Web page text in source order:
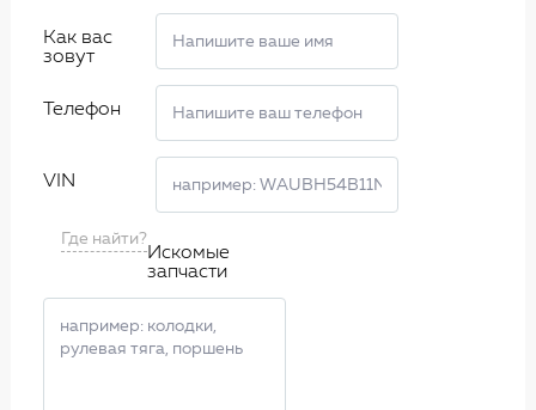
Как вас
зовут
Телефон
VIN
Где найти?
Искомые
запчасти